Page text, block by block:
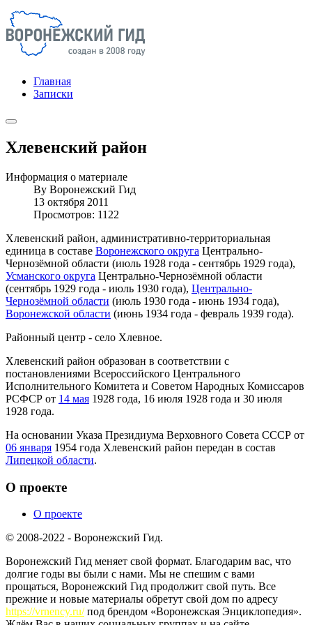
Главная
Записки
Хлевенский район
Информация о материале
By Воронежский Гид
13 октября 2011
Просмотров: 1122
Хлевенский район, административно-территориальная
единица в составе Воронежского округа Центрально-
Чернозёмной области (июль 1928 года - сентябрь 1929 года),
Усманского округа Центрально-Чернозёмной области
(сентябрь 1929 года - июль 1930 года), Центрально-
Чернозёмной области (июль 1930 года - июнь 1934 года),
Воронежской области (июнь 1934 года - февраль 1939 года).
Районный центр - село Хлевное.
Хлевенский район образован в соответствии с
постановлениями Всероссийского Центрального
Исполнительного Комитета и Советом Народных Комиссаров
РСФСР от 14 мая 1928 года, 16 июля 1928 года и 30 июля
1928 года.
На основании Указа Президиума Верховного Совета СССР от
06 января 1954 года Хлевенский район передан в состав
Липецкой области.
О проекте
О проекте
© 2008-2022 - Воронежский Гид.
Воронежский Гид меняет свой формат. Благодарим вас, что
долгие годы вы были с нами. Мы не спешим с вами
прощаться, Воронежский Гид продолжит свой путь. Все
прежние и новые материалы обретут свой дом по адресу
https://vrnency.ru/под брендом «Воронежская Энциклопедия».